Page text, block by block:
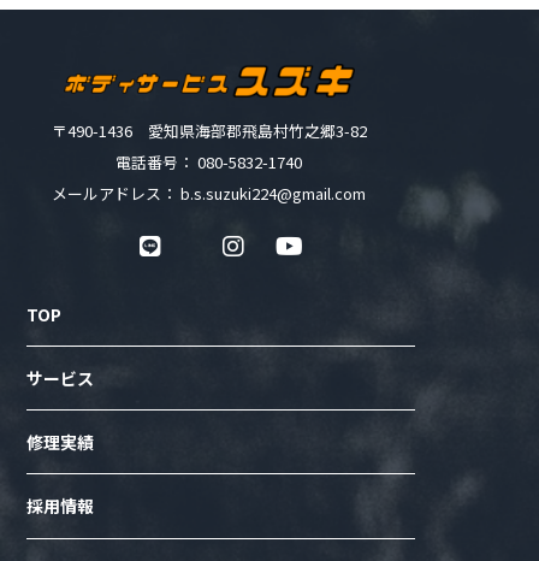
〒490-1436 愛知県海部郡飛島村竹之郷3-82
電話番号： 080-5832-1740
メールアドレス： b.s.suzuki224@gmail.com
TOP
サービス
修理実績
採用情報